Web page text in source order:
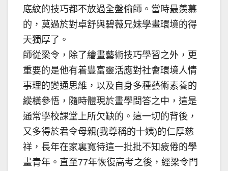
底紋的技巧都不放過全盤偷師。當時最羨慕
的，莫過於對卓舒與碧薇兄妹學畫環境的得
天獨厚了。
師從梁令，除了繪畫藝術技巧學習之外，更
重要的是他有着豐富靈活應對社會環境人情
事理的變通思維，以及自身多種藝術素養的
縱橫參悟，隨時體現於畫學問答之中，這是
通常學校課堂上所欠缺的。這一切的背後，
又多得於君令母親(我尊稱的十姨)的仁厚慈
祥，長年在家裏寬待這一批批不知疲倦的學
畫青年。直至77年恢復高考之後，經梁令門